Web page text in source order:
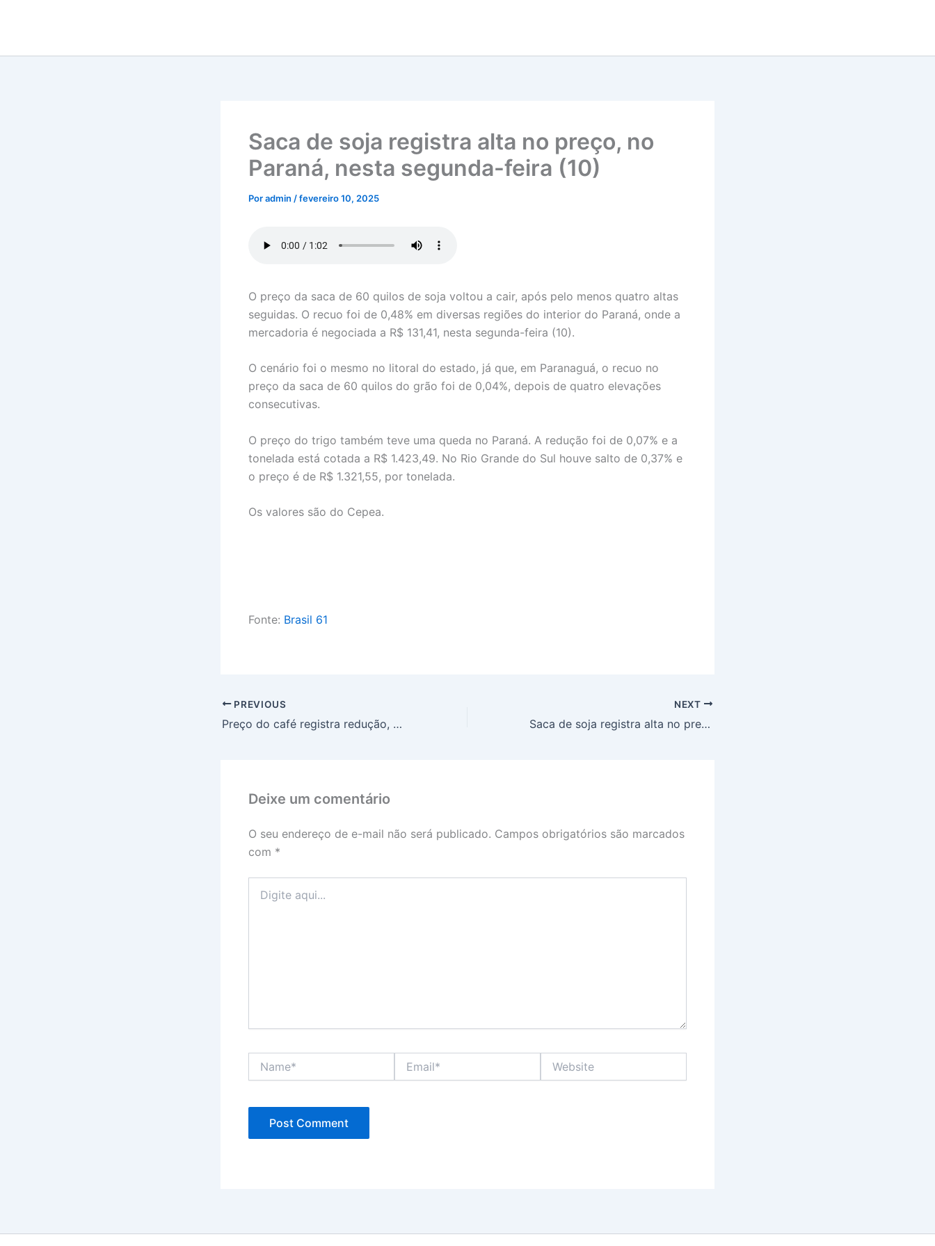
Saca de soja registra alta no preço, no
Paraná, nesta segunda-feira (10)
Poradmin /fevereiro 10, 2025
O preço da saca de 60 quilos de soja voltou a cair, após pelo menos quatro altas
seguidas. O recuo foi de 0,48% em diversas regiões do interior do Paraná, onde a
mercadoria é negociada a R$ 131,41, nesta segunda-feira (10).
O cenário foi o mesmo no litoral do estado, já que, em Paranaguá, o recuo no
preço da saca de 60 quilos do grão foi de 0,04%, depois de quatro elevações
consecutivas.
O preço do trigo também teve uma queda no Paraná. A redução foi de 0,07% e a
tonelada está cotada a R$ 1.423,49. No Rio Grande do Sul houve salto de 0,37% e
o preço é de R$ 1.321,55, por tonelada.
Os valores são do Cepea.
Fonte: Brasil 61
PREVIOUS
Preço do café registra redução, nesta segunda-feira (10); saca do robusta é venda a R$ 2.654,96
NEXT
Saca de soja registra alta no preço, no Paraná, nesta segunda-feira (10)
Deixe um comentário
O seu endereço de e-mail não será publicado. Campos obrigatórios são marcados
com *
aqui...